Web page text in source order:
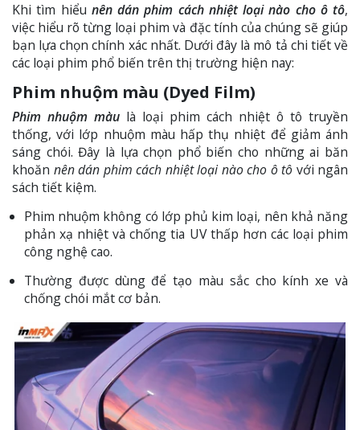
Khi tìm hiểu nên dán phim cách nhiệt loại nào cho ô tô,
việc hiểu rõ từng loại phim và đặc tính của chúng sẽ giúp
bạn lựa chọn chính xác nhất. Dưới đây là mô tả chi tiết về
các loại phim phổ biến trên thị trường hiện nay:
Phim nhuộm màu (Dyed Film)
Phim nhuộm màu là loại phim cách nhiệt ô tô truyền
thống, với lớp nhuộm màu hấp thụ nhiệt để giảm ánh
sáng chói. Đây là lựa chọn phổ biến cho những ai băn
khoăn nên dán phim cách nhiệt loại nào cho ô tô với ngân
sách tiết kiệm.
Phim nhuộm không có lớp phủ kim loại, nên khả năng
phản xạ nhiệt và chống tia UV thấp hơn các loại phim
công nghệ cao.
Thường được dùng để tạo màu sắc cho kính xe và
chống chói mắt cơ bản.